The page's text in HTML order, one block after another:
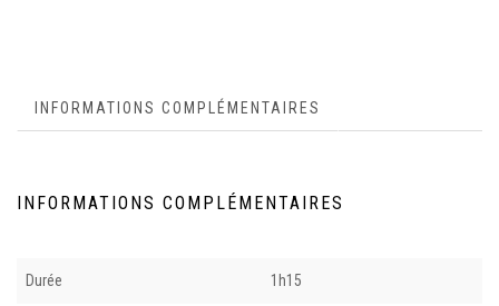
INFORMATIONS COMPLÉMENTAIRES
INFORMATIONS COMPLÉMENTAIRES
Durée 1h15